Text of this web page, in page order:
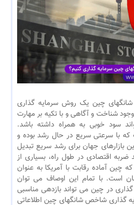
چین یک روش سرمایه گذاری
شناخت و آگاهی و با تکیه بر مهارت
سود خوبی به همراه داشته باشد.
با سرعتی سریع در حال رشد بوده و
بازارهای جهان برای رشد سریع تبدیل
اقتصادی در طول راه، بسیاری از
که چین آماده رقابت با آمریکا به عنوان
است. با تمام این اوصاف می توان
در چین می تواند بازدهی مناسبی
گذاری شاخص شانگهای چین اطلاعاتی